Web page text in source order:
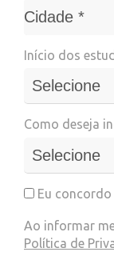
Cidade *
Cidade*
Início dos
Como deseja
Eu
Ao informar
Política de